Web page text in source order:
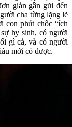
giản gần gũi đến
cha từng lặng lẽ
con phút chốc “ích
hy sinh, có người
gì cả, và có người
mới có được.